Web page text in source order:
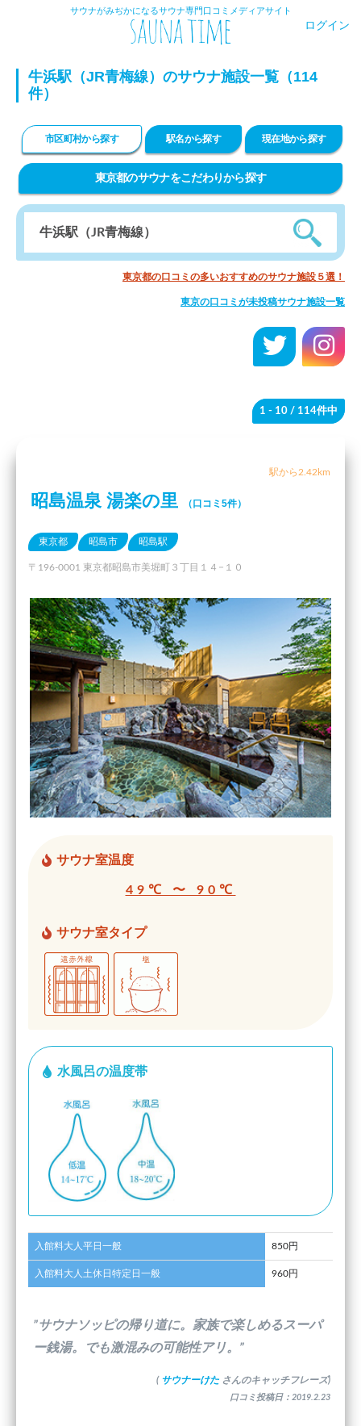
サウナがみぢかになるサウナ専門口コミメディアサイト
ログイン
牛浜駅（JR青梅線）のサウナ施設一覧（114
件）
市区町村から探す 駅名から探す 現在地から探す
東京都のサウナをこだわりから探す
東京都の口コミの多いおすすめのサウナ施設５選！
東京の口コミが未投稿サウナ施設一覧
1 - 10 / 114件中
駅から2.42km
昭島温泉 湯楽の里 （口コミ5件）
東京都 昭島市 昭島駅
〒196-0001 東京都昭島市美堀町３丁目１４−１０
サウナ室温度
49℃ 〜 90℃
サウナ室タイプ
水風呂の温度帯
入館料大人平日一般 850円
入館料大人土休日特定日一般 960円
”サウナソッピの帰り道に。家族で楽しめるスーパ
ー銭湯。でも激混みの可能性アリ。”
( サウナーけた さんのキャッチフレーズ)
口コミ投稿日：2019.2.23